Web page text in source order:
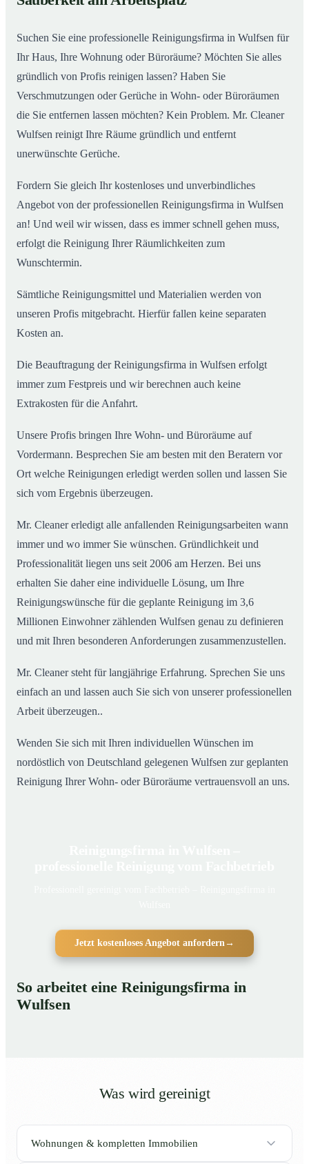
Suchen Sie eine professionelle Reinigungsfirma in Wulfsen für
Ihr Haus, Ihre Wohnung oder Büroräume? Möchten Sie alles
gründlich von Profis reinigen lassen? Haben Sie
Verschmutzungen oder Gerüche in Wohn- oder Büroräumen
die Sie entfernen lassen möchten? Kein Problem. Mr. Cleaner
Wulfsen reinigt Ihre Räume gründlich und entfernt
unerwünschte Gerüche.
Fordern Sie gleich Ihr kostenloses und unverbindliches
Angebot von der professionellen Reinigungsfirma in Wulfsen
an! Und weil wir wissen, dass es immer schnell gehen muss,
erfolgt die Reinigung Ihrer Räumlichkeiten zum
Wunschtermin.
Sämtliche Reinigungsmittel und Materialien werden von
unseren Profis mitgebracht. Hierfür fallen keine separaten
Kosten an.
Die Beauftragung der Reinigungsfirma in Wulfsen erfolgt
immer zum Festpreis und wir berechnen auch keine
Extrakosten für die Anfahrt.
Unsere Profis bringen Ihre Wohn- und Büroräume auf
Vordermann. Besprechen Sie am besten mit den Beratern vor
Ort welche Reinigungen erledigt werden sollen und lassen Sie
sich vom Ergebnis überzeugen.
Mr. Cleaner erledigt alle anfallenden Reinigungsarbeiten wann
immer und wo immer Sie wünschen. Gründlichkeit und
Professionalität liegen uns seit 2006 am Herzen. Bei uns
erhalten Sie daher eine individuelle Lösung, um Ihre
Reinigungswünsche für die geplante Reinigung im 3,6
Millionen Einwohner zählenden Wulfsen genau zu definieren
und mit Ihren besonderen Anforderungen zusammenzustellen.
Mr. Cleaner steht für langjährige Erfahrung. Sprechen Sie uns
einfach an und lassen auch Sie sich von unserer professionellen
Arbeit überzeugen..
Wenden Sie sich mit Ihren individuellen Wünschen im
nordöstlich von Deutschland gelegenen Wulfsen zur geplanten
Reinigung Ihrer Wohn- oder Büroräume vertrauensvoll an uns.
Jetzt kostenloses Angebot anfordern→
So arbeitet eine Reinigungsfirma in
Wulfsen
Was wird gereinigt
Wohnungen & kompletten Immobilien